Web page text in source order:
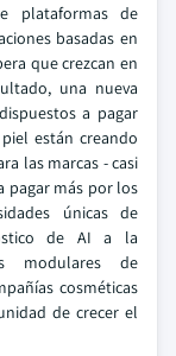
plataformas de
basadas en
que crezcan en
una nueva
a pagar
están creando
las marcas - casi
pagar más por los
únicas de
de AI a la
modulares de
cosméticas
de crecer el